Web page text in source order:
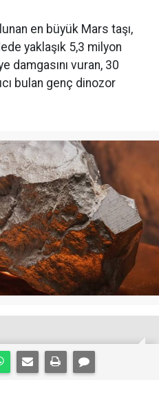
en büyük Mars taşı,
yaklaşık 5,3 milyon
damgasını vuran, 30
bulan genç dinozor